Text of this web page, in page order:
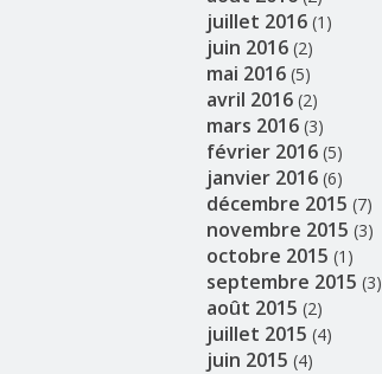
juillet 2016(1)
juin 2016(2)
mai 2016(5)
avril 2016(2)
mars 2016(3)
février 2016(5)
janvier 2016(6)
décembre 2015 (7)
novembre 2015 (3)
octobre 2015 (1)
septembre 2015 (3)
août 2015 (2)
juillet 2015 (4)
juin 2015 (4)